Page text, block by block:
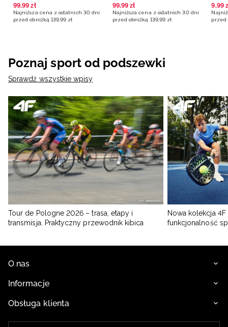
99,99 zł
Najniższa cena z ostatnich 30 dni
przed obniżką 139,99 zł
99,99 zł
Najniższa cena z ostatnich 30 dni
przed obniżką 139,99 zł
9,99
przed
Poznaj sport od podszewki
Sprawdź wszystkie wpisy
Tour de Pologne 2026 – trasa, etapy i
transmisja. Praktyczny przewodnik kibica
Nowa kolekcja
funkcjonalność
O nas
Informacje
Obsługa klienta